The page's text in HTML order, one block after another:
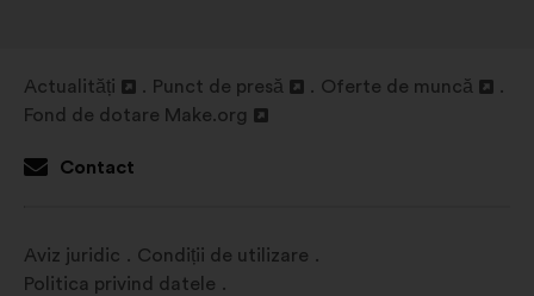
Actualități
Deschidere
o
Punct de presă
Deschidere
Oferte de muncă
Fond de dotare Make.org
într-
nouă
Contact
Aviz juridic
Condiții de utilizare
Politica privind datele